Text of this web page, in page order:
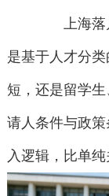
上海落户
是基于人才分
短，还是留学
请人条件与政
入逻辑，比单纯